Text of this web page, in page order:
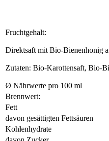
Fruchtgehalt:
Direktsaft mit Bio-Bienenhonig
Zutaten: Bio-Karottensaft, Bio-
Ø Nährwerte pro 100 ml
Brennwert:
Fett
davon gesättigten Fettsäuren
Kohlenhydrate